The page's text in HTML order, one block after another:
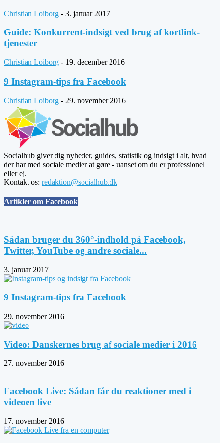
Christian Loiborg - 3. januar 2017
Guide: Konkurrent-indsigt ved brug af kortlink-
tjenester
Christian Loiborg - 19. december 2016
9 Instagram-tips fra Facebook
Christian Loiborg - 29. november 2016
Socialhub giver dig nyheder, guides, statistik og indsigt i alt, hvad
der har med sociale medier at gøre - uanset om du er professionel
eller ej.
Kontakt os: redaktion@socialhub.dk
Artikler om Facebook
Sådan bruger du 360°-indhold på Facebook,
Twitter, YouTube og andre sociale...
3. januar 2017
9 Instagram-tips fra Facebook
29. november 2016
Video: Danskernes brug af sociale medier i 2016
27. november 2016
Facebook Live: Sådan får du reaktioner med i
videoen live
17. november 2016